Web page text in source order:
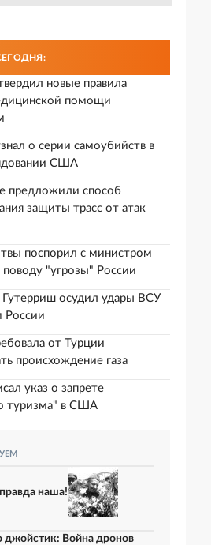
новые правила
помощи
о серии самоубийств в
США
предложили способ
защиты трасс от атак
поспорил с министром
"угрозы" России
осудил удары ВСУ
России
от Турции
происхождение газа
указ о запрете
туризма" в США
наша!
джойстик: Война дронов